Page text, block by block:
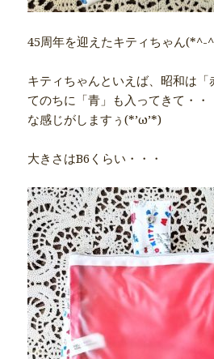
45周年を迎えたキティちゃん(*^-
キティちゃんといえば、昭和は「
てのちに「青」も入ってきて・・
な感じがしますぅ(*’ω’*)
大きさはB6くらい・・・